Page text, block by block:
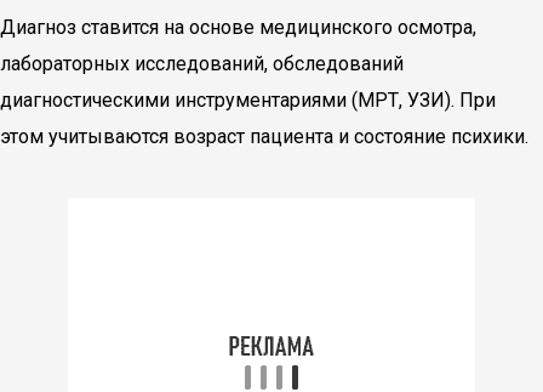
Диагноз ставится на основе медицинского осмотра,
лабораторных исследований, обследований
диагностическими инструментариями (МРТ, УЗИ). При
этом учитываются возраст пациента и состояние психики.